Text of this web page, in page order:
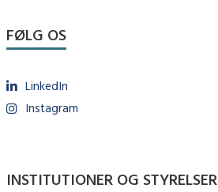
FØLG OS
LinkedIn
Instagram
INSTITUTIONER OG STYRELSER